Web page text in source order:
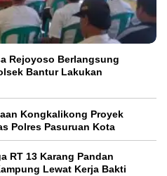
Rejoyoso Berlangsung
Bantur Lakukan
Kongkalikong Proyek
Polres Pasuruan Kota
RT 13 Karang Pandan
Lewat Kerja Bakti